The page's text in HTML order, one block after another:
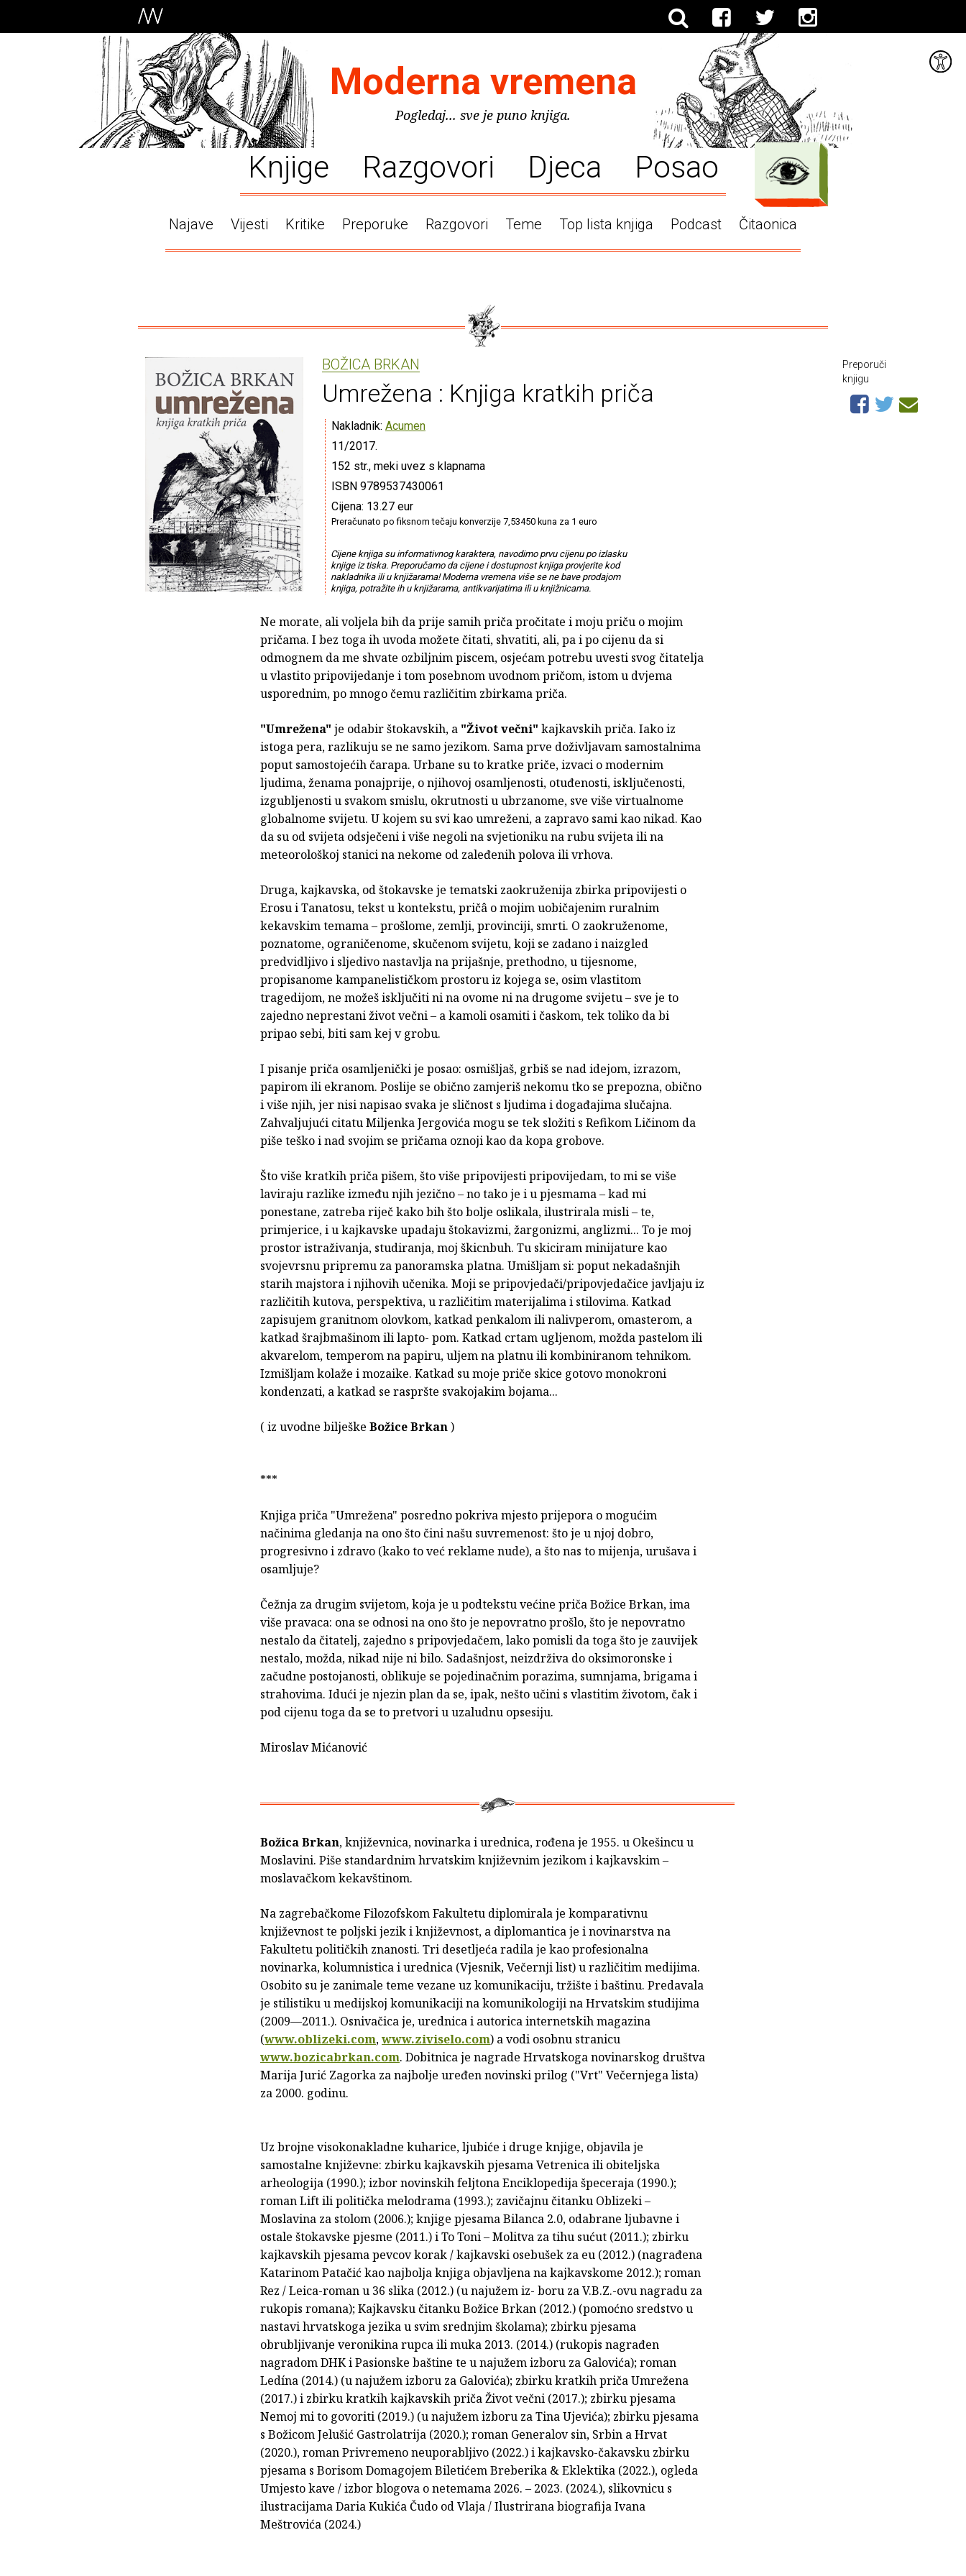
Moderna vremena
Pogledaj... sve je puno knjiga.
Knjige Razgovori Djeca Posao
Najave Vijesti Kritike Preporuke Razgovori Teme Top lista knjiga Podcast Čitaonica
BOŽICA BRKAN
Umrežena : Knjiga kratkih priča
Nakladnik: Acumen
11/2017.
152 str., meki uvez s klapnama
ISBN 9789537430061
Cijena: 13.27 eur
Preračunato po fiksnom tečaju konverzije 7,53450 kuna za 1 euro
Cijene knjiga su informativnog karaktera, navodimo prvu cijenu po izlasku
knjige iz tiska. Preporučamo da cijene i dostupnost knjiga provjerite kod
nakladnika ili u knjižarama! Moderna vremena više se ne bave prodajom
knjiga, potražite ih u knjižarama, antikvarijatima ili u knjižnicama.
Ne morate, ali voljela bih da prije samih priča pročitate i moju priču o mojim
pričama. I bez toga ih uvoda možete čitati, shvatiti, ali, pa i po cijenu da si
odmognem da me shvate ozbiljnim piscem, osjećam potrebu uvesti svog čitatelja
u vlastito pripovijedanje i tom posebnom uvodnom pričom, istom u dvjema
usporednim, po mnogo čemu različitim zbirkama priča.
"Umrežena" je odabir štokavskih, a "Život večni" kajkavskih priča. Iako iz
istoga pera, razlikuju se ne samo jezikom. Sama prve doživljavam samostalnima
poput samostojećih čarapa. Urbane su to kratke priče, izvaci o modernim
ljudima, ženama ponajprije, o njihovoj osamljenosti, otuđenosti, isključenosti,
izgubljenosti u svakom smislu, okrutnosti u ubrzanome, sve više virtualnome
globalnome svijetu. U kojem su svi kao umreženi, a zapravo sami kao nikad. Kao
da su od svijeta odsječeni i više negoli na svjetioniku na rubu svijeta ili na
meteorološkoj stanici na nekome od zaleđenih polova ili vrhova.
Druga, kajkavska, od štokavske je tematski zaokruženija zbirka pripovijesti o
Erosu i Tanatosu, tekst u kontekstu, pričâ o mojim uobičajenim ruralnim
kekavskim temama – prošlome, zemlji, provinciji, smrti. O zaokruženome,
poznatome, ograničenome, skučenom svijetu, koji se zadano i naizgled
predvidljivo i sljedivo nastavlja na prijašnje, prethodno, u tijesnome,
propisanome kampanelističkom prostoru iz kojega se, osim vlastitom
tragedijom, ne možeš isključiti ni na ovome ni na drugome svijetu – sve je to
zajedno neprestani život večni – a kamoli osamiti i časkom, tek toliko da bi
pripao sebi, biti sam kej v grobu.
I pisanje priča osamljenički je posao: osmišljaš, grbiš se nad idejom, izrazom,
papirom ili ekranom. Poslije se obično zamjeriš nekomu tko se prepozna, obično
i više njih, jer nisi napisao svaka je sličnost s ljudima i događajima slučajna.
Zahvaljujući citatu Miljenka Jergovića mogu se tek složiti s Refikom Ličinom da
piše teško i nad svojim se pričama oznoji kao da kopa grobove.
Što više kratkih priča pišem, što više pripovijesti pripovijedam, to mi se više
laviraju razlike između njih jezično – no tako je i u pjesmama – kad mi
ponestane, zatreba riječ kako bih što bolje oslikala, ilustrirala misli – te,
primjerice, i u kajkavske upadaju štokavizmi, žargonizmi, anglizmi... To je moj
prostor istraživanja, studiranja, moj škicnbuh. Tu skiciram minijature kao
svojevrsnu pripremu za panoramska platna. Umišljam si: poput nekadašnjih
starih majstora i njihovih učenika. Moji se pripovjedači/pripovjedačice javljaju iz
različitih kutova, perspektiva, u različitim materijalima i stilovima. Katkad
zapisujem granitnom olovkom, katkad penkalom ili nalivperom, omasterom, a
katkad šrajbmašinom ili lapto- pom. Katkad crtam ugljenom, možda pastelom ili
akvarelom, temperom na papiru, uljem na platnu ili kombiniranom tehnikom.
Izmišljam kolaže i mozaike. Katkad su moje priče skice gotovo monokroni
kondenzati, a katkad se raspršte svakojakim bojama...
( iz uvodne bilješke Božice Brkan)
***
Knjiga priča "Umrežena" posredno pokriva mjesto prijepora o mogućim
načinima gledanja na ono što čini našu suvremenost: što je u njoj dobro,
progresivno i zdravo (kako to već reklame nude), a što nas to mijenja, urušava i
osamljuje?
Čežnja za drugim svijetom, koja je u podtekstu većine priča Božice Brkan, ima
više pravaca: ona se odnosi na ono što je nepovratno prošlo, što je nepovratno
nestalo da čitatelj, zajedno s pripovjedačem, lako pomisli da toga što je zauvijek
nestalo, možda, nikad nije ni bilo. Sadašnjost, neizdrživa do oksimoronske i
začudne postojanosti, oblikuje se pojedinačnim porazima, sumnjama, brigama i
strahovima. Idući je njezin plan da se, ipak, nešto učini s vlastitim životom, čak i
pod cijenu toga da se to pretvori u uzaludnu opsesiju.
Miroslav Mićanović
Božica Brkan, književnica, novinarka i urednica, rođena je 1955. u Okešincu u
Moslavini. Piše standardnim hrvatskim književnim jezikom i kajkavskim –
moslavačkom kekavštinom.
Na zagrebačkome Filozofskom Fakultetu diplomirala je komparativnu
književnost te poljski jezik i književnost, a diplomantica je i novinarstva na
Fakultetu političkih znanosti. Tri desetljeća radila je kao profesionalna
novinarka, kolumnistica i urednica (Vjesnik, Večernji list) u različitim medijima.
Osobito su je zanimale teme vezane uz komunikaciju, tržište i baštinu. Predavala
je stilistiku u medijskoj komunikaciji na komunikologiji na Hrvatskim studijima
(2009—2011.). Osnivačica je, urednica i autorica internetskih magazina
(www.oblizeki.com,www.ziviselo.com) a vodi osobnu stranicu
www.bozicabrkan.com. Dobitnica je nagrade Hrvatskoga novinarskog društva
Marija Jurić Zagorka za najbolje uređen novinski prilog ("Vrt" Večernjega lista)
za 2000. godinu.
Uz brojne visokonakladne kuharice, ljubiće i druge knjige, objavila je
samostalne književne: zbirku kajkavskih pjesama Vetrenica ili obiteljska
arheologija (1990.); izbor novinskih feljtona Enciklopedija špeceraja (1990.);
roman Lift ili politička melodrama (1993.); zavičajnu čitanku Oblizeki –
Moslavina za stolom (2006.); knjige pjesama Bilanca 2.0, odabrane ljubavne i
ostale štokavske pjesme (2011.) i To Toni – Molitva za tihu sućut (2011.); zbirku
kajkavskih pjesama pevcov korak / kajkavski osebušek za eu (2012.) (nagrađena
Katarinom Patačić kao najbolja knjiga objavljena na kajkavskome 2012.); roman
Rez / Leica-roman u 36 slika (2012.) (u najužem iz- boru za V.B.Z.-ovu nagradu za
rukopis romana); Kajkavsku čitanku Božice Brkan (2012.) (pomoćno sredstvo u
nastavi hrvatskoga jezika u svim srednjim školama); zbirku pjesama
obrubljivanje veronikina rupca ili muka 2013. (2014.) (rukopis nagrađen
nagradom DHK i Pasionske baštine te u najužem izboru za Galovića); roman
Ledína (2014.) (u najužem izboru za Galovića); zbirku kratkih priča Umrežena
(2017.) i zbirku kratkih kajkavskih priča Život večni (2017.); zbirku pjesama
Nemoj mi to govoriti (2019.) (u najužem izboru za Tina Ujevića); zbirku pjesama
s Božicom Jelušić Gastrolatrija (2020.); roman Generalov sin, Srbin a Hrvat
(2020.), roman Privremeno neuporabljivo (2022.) i kajkavsko-čakavsku zbirku
pjesama s Borisom Domagojem Biletićem Breberika & Eklektika (2022.), ogleda
Umjesto kave / izbor blogova o netemama 2026. – 2023. (2024.), slikovnicu s
ilustracijama Daria Kukića Čudo od Vlaja / Ilustrirana biografija Ivana
Meštrovića (2024.)
Preporuči
knjigu